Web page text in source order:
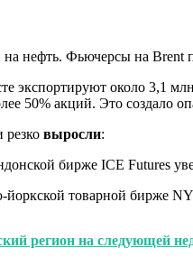
нефть. Фьючерсы на
экспортируют около 3,1
50% акций. Это создало
резко выросли:
бирже ICE Futures
товарной бирже
регион на следующей